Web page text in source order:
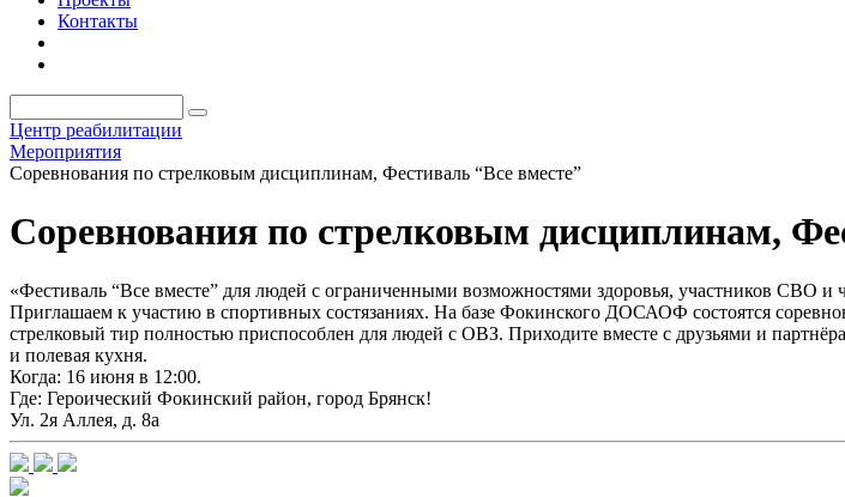
Контакты
Центр реабилитации
Мероприятия
Соревнования по стрелковым дисциплинам, Фестиваль “Все вместе”
Соревнования по стрелковым дисциплинам,
«Фестиваль “Все вместе” для людей с ограниченными возможностями здоровья, участников СВО и
Приглашаем к участию в спортивных состязаниях. На базе Фокинского ДОСАОФ состоятся
стрелковый тир полностью приспособлен для людей с ОВЗ. Приходите вместе с друзьями и
и полевая кухня.
Когда: 16 июня в 12:00.
Где: Героический Фокинский район, город Брянск!
Ул. 2я Аллея, д. 8а